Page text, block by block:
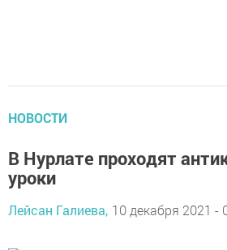
НОВОСТИ
В Нурлате проходят
уроки
Лейсан Галиева, 10 декабря 2021 -